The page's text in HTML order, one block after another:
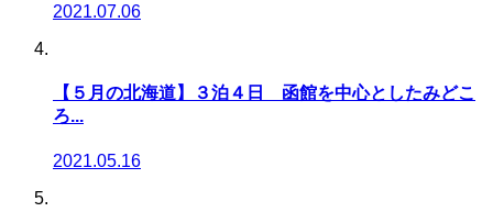
2021.07.06
【５月の北海道】３泊４日 函館を中心としたみどこ
ろ...
2021.05.16